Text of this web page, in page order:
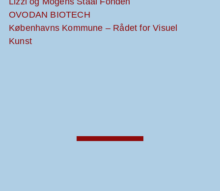
OVODAN BIOTECH
Københavns Kommune – Rådet for Visuel
Kunst